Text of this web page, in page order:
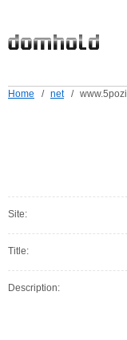
Home / net /
Site:
Title:
Description: